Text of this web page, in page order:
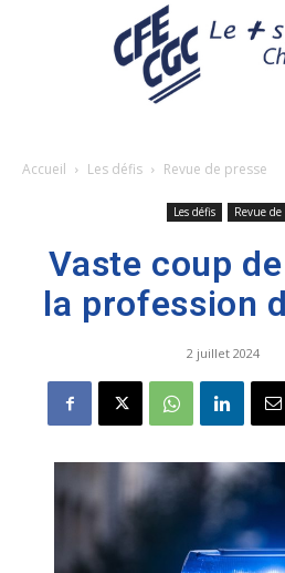
Accueil Les défis Revue de presse
Les défis Revue de
Vaste coup
la profession
2 juillet 2024